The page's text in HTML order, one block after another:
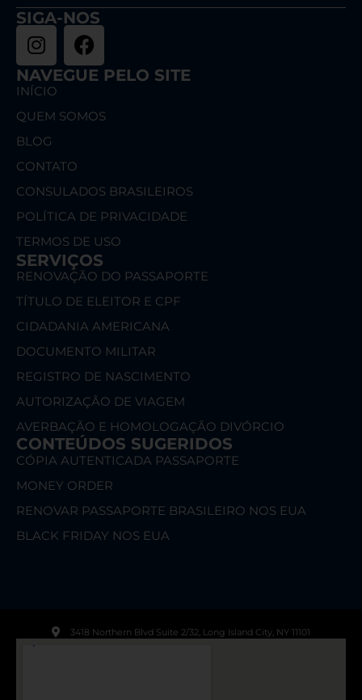
SIGA-NOS
NAVEGUE PELO SITE
INÍCIO
QUEM SOMOS
BLOG
CONTATO
CONSULADOS BRASILEIROS
POLÍTICA DE PRIVACIDADE
TERMOS DE USO
SERVIÇOS
RENOVAÇÃO DO PASSAPORTE
TÍTULO DE ELEITOR E CPF
CIDADANIA AMERICANA
DOCUMENTO MILITAR
REGISTRO DE NASCIMENTO
AUTORIZAÇÃO DE VIAGEM
AVERBAÇÃO E HOMOLOGAÇÃO DIVÓRCIO
CONTEÚDOS SUGERIDOS
CÓPIA AUTENTICADA PASSAPORTE
MONEY ORDER
RENOVAR PASSAPORTE BRASILEIRO NOS EUA
BLACK FRIDAY NOS EUA
3418 Northern Blvd Suite 2/32, Long Island City, NY 11101